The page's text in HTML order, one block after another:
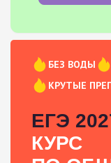
БЕЗ ВОДЫ
КРУТЫЕ
ЕГЭ
КУРС